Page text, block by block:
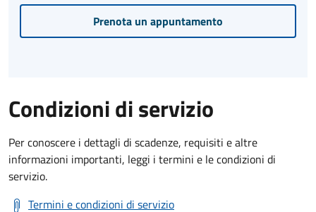
Prenota un appuntamento
Condizioni di servizio
Per conoscere i dettagli di scadenze, requisiti e altre
informazioni importanti, leggi i termini e le condizioni di
servizio.
Termini e condizioni di servizio